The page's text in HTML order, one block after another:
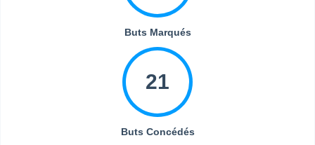
Buts Marqués
21
Buts Concédés